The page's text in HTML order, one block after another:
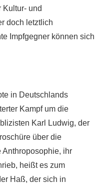
Kultur- und
doch letztlich
Impfgegner können sich
in Deutschlands
Kampf um die
Karl Ludwig, der
über die
Anthroposophie, ihr
heißt es zum
Haß, der sich in